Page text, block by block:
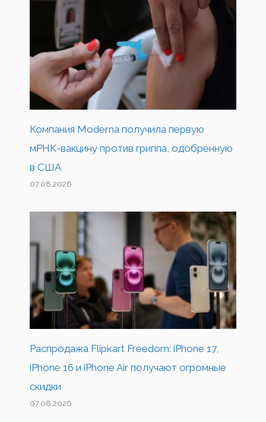
Компания Moderna получила первую
мРНК-вакцину против гриппа, одобренную
в США
07.08.2026
Распродажа Flipkart Freedom: iPhone 17,
iPhone 16 и iPhone Air получают огромные
скидки
07.08.2026